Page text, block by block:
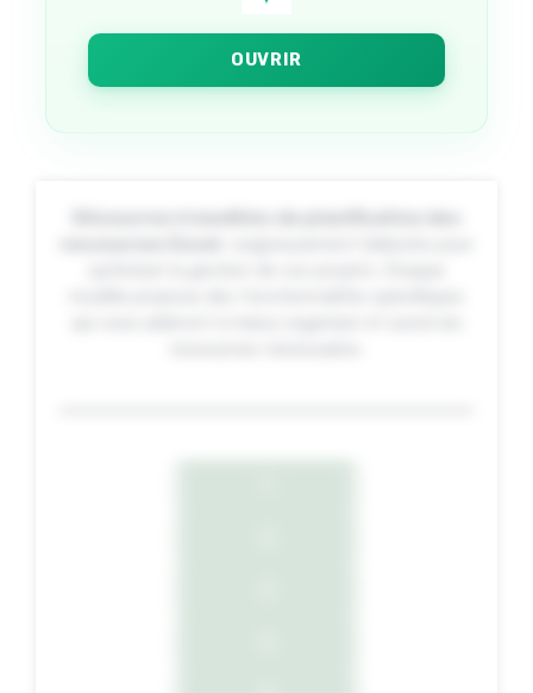
OUVRIR